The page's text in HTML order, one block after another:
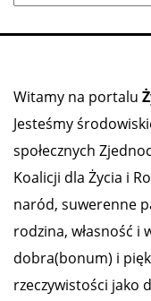
Witamy na portalu
Jesteśmy
społecznych
Koalicji dla Życia i
naród, suwerenne
rodzina, własność i
dobra(bonum) i
rzeczywistości jako